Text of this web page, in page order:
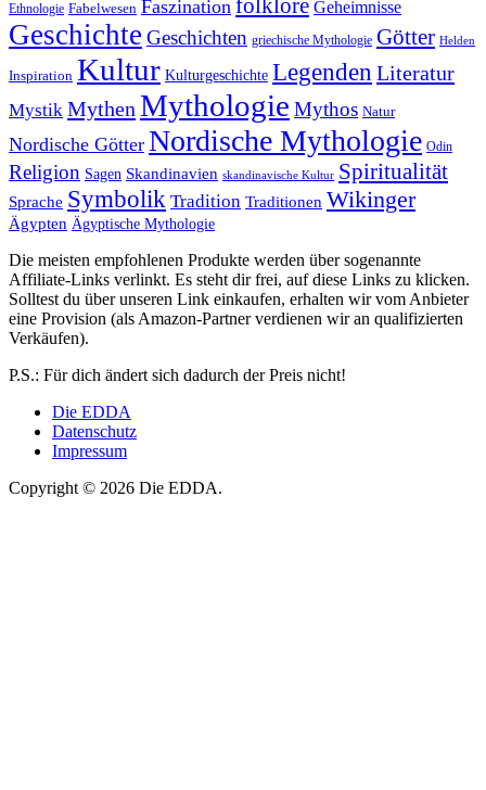
Ethnologie Fabelwesen Faszination folklore Geheimnisse
Geschichte Geschichten griechische Mythologie Götter Helden
Inspiration Kultur Kulturgeschichte Legenden Literatur
Mystik Mythen Mythologie Mythos Natur
Nordische Götter Nordische Mythologie Odin
Religion Sagen Skandinavien skandinavische Kultur Spiritualität
Sprache Symbolik Tradition Traditionen Wikinger
Ägypten Ägyptische Mythologie
Die meisten empfohlenen Produkte werden über sogenannte
Affiliate-Links verlinkt. Es steht dir frei, auf diese Links zu klicken.
Solltest du über unseren Link einkaufen, erhalten wir vom Anbieter
eine Provision (als Amazon-Partner verdienen wir an qualifizierten
Verkäufen).
P.S.: Für dich ändert sich dadurch der Preis nicht!
Die EDDA
Datenschutz
Impressum
Copyright © 2026 Die EDDA.